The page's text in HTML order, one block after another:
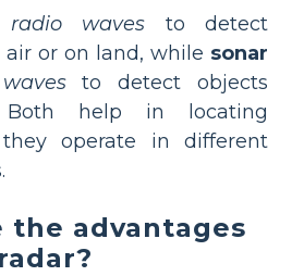
radio waves to detect
or on land, while sonar
to detect objects
Both help in locating
operate in different
the advantages